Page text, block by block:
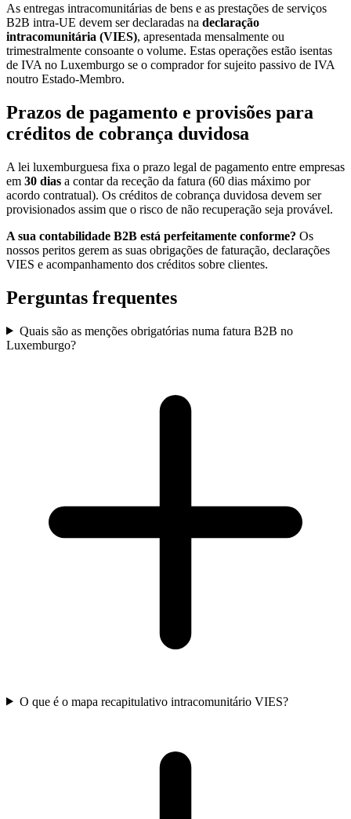
As entregas intracomunitárias de bens e as prestações de serviços
B2B intra-UE devem ser declaradas na declaração
intracomunitária (VIES), apresentada mensalmente ou
trimestralmente consoante o volume. Estas operações estão isentas
de IVA no Luxemburgo se o comprador for sujeito passivo de IVA
noutro Estado-Membro.
Prazos de pagamento e provisões para
créditos de cobrança duvidosa
A lei luxemburguesa fixa o prazo legal de pagamento entre empresas
em 30 dias a contar da receção da fatura (60 dias máximo por
acordo contratual). Os créditos de cobrança duvidosa devem ser
provisionados assim que o risco de não recuperação seja provável.
A sua contabilidade B2B está perfeitamente conforme? Os
nossos peritos gerem as suas obrigações de faturação, declarações
VIES e acompanhamento dos créditos sobre clientes.
Perguntas frequentes
Quais são as menções obrigatórias numa fatura B2B no
Luxemburgo?
O que é o mapa recapitulativo intracomunitário VIES?